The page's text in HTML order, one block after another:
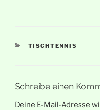
KATEGORIEN
TISCHTENNIS
Schreibe einen
Deine E-Mail-Adresse